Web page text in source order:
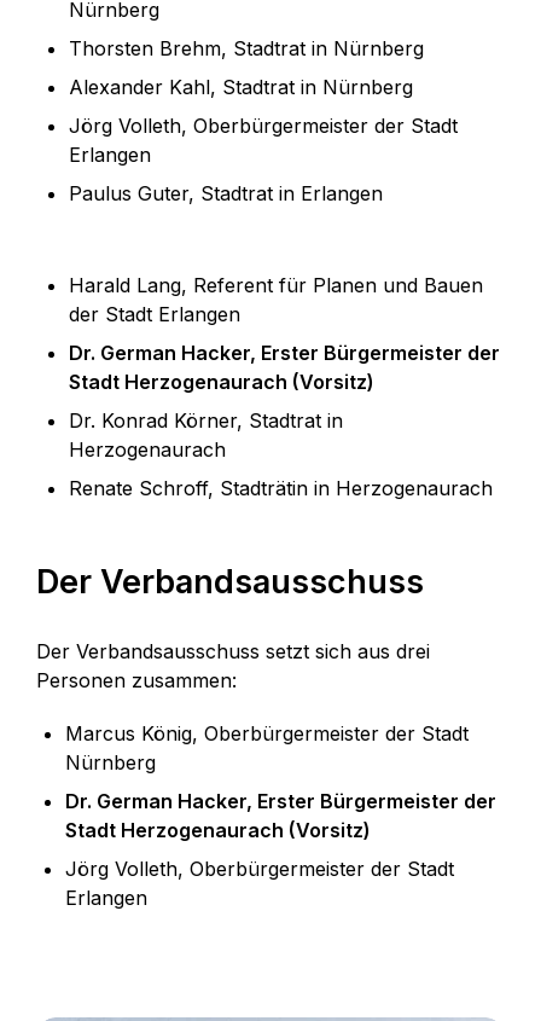
Nürnberg
Thorsten Brehm, Stadtrat in Nürnberg
Alexander Kahl, Stadtrat in Nürnberg
Jörg Volleth, Oberbürgermeister der Stadt
Erlangen
Paulus Guter, Stadtrat in Erlangen
Harald Lang, Referent für Planen und Bauen
der Stadt Erlangen
Dr. German Hacker, Erster Bürgermeister der
Stadt Herzogenaurach (Vorsitz)
Dr. Konrad Körner, Stadtrat in
Herzogenaurach
Renate Schroff, Stadträtin in Herzogenaurach
Der Verbandsausschuss
Der Verbandsausschuss setzt sich aus drei
Personen zusammen:
Marcus König, Oberbürgermeister der Stadt
Nürnberg
Dr. German Hacker, Erster Bürgermeister der
Stadt Herzogenaurach (Vorsitz)
Jörg Volleth, Oberbürgermeister der Stadt
Erlangen